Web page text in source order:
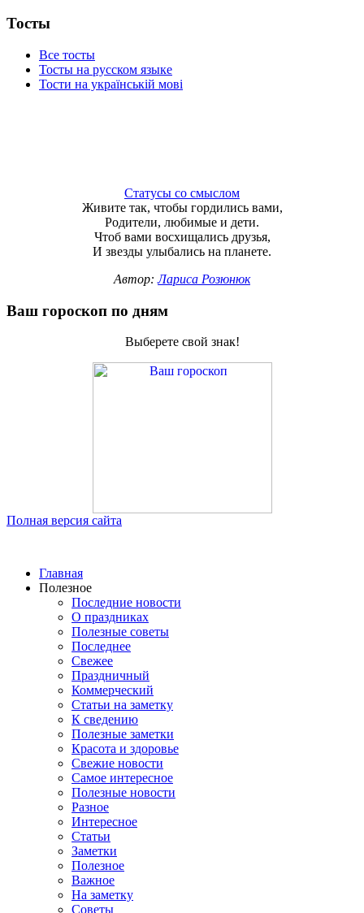
Тосты
Все тосты
Тосты на русском языке
Тости на українській мові
Статусы со смыслом
Живите так, чтобы гордились вами,
Родители, любимые и дети.
Чтоб вами восхищались друзья,
И звезды улыбались на планете.
Автор:Лариса Розюнюк
Ваш гороскоп по дням
Выберете свой знак!
Полная версия сайта
Главная
Полезное
Последние новости
О праздниках
Полезные советы
Последнее
Свежее
Праздничный
Коммерческий
Статьи на заметку
К сведению
Полезные заметки
Красота и здоровье
Свежие новости
Самое интересное
Полезные новости
Разное
Интересное
Статьи
Заметки
Полезное
Важное
На заметку
Советы